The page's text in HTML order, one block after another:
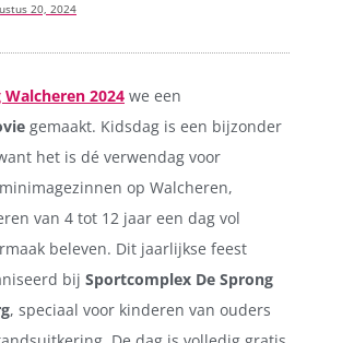
20, 2024
Walcheren 2024 we een
gemaakt. Kidsdag is een bijzonder
het is dé verwendag voor
op Walcheren,
van 4 tot 12 jaar een dag vol
beleven. Dit jaarlijkse feest
bij Sportcomplex De Sprong
, speciaal voor kinderen van ouders